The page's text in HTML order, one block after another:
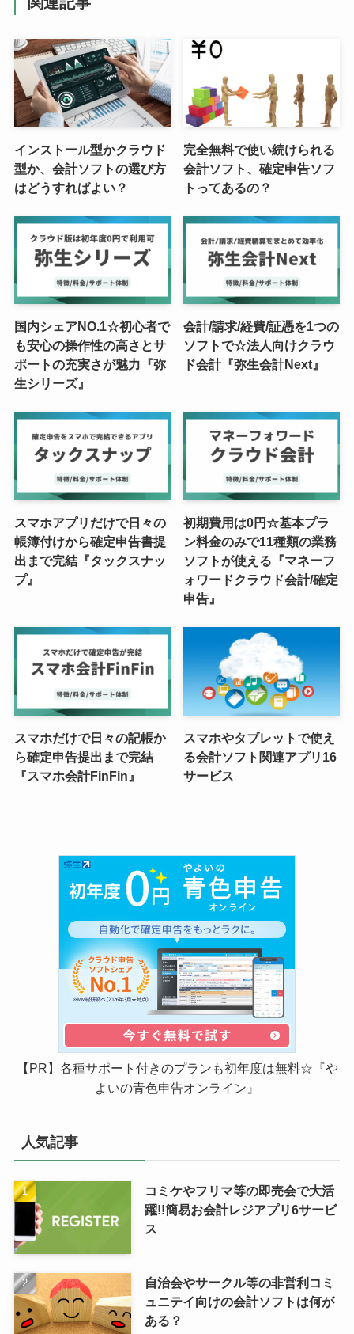
インストール型かクラウド
型か、会計ソフトの選び方
はどうすればよい？
完全無料で使い続けられる
会計ソフト、確定申告ソフ
トってあるの？
国内シェアNO.1☆初心者で
も安心の操作性の高さとサ
ポートの充実さが魅力『弥
生シリーズ』
会計/請求/経費/証憑を1つの
ソフトで☆法人向けクラウ
ド会計『弥生会計Next』
スマホアプリだけで日々の
帳簿付けから確定申告書提
出まで完結『タックスナッ
プ』
初期費用は0円☆基本プラ
ン料金のみで11種類の業務
ソフトが使える『マネーフ
ォワードクラウド会計/確定
申告』
スマホだけで日々の記帳か
ら確定申告提出まで完結
『スマホ会計FinFin』
スマホやタブレットで使え
る会計ソフト関連アプリ16
サービス
【PR】各種サポート付きのプランも初年度は無料☆『や
よいの青色申告オンライン』
人気記事
コミケやフリマ等の即売会で大活
躍!!簡易お会計レジアプリ6サービ
ス
自治会やサークル等の非営利コミ
ュニテイ向けの会計ソフトは何が
ある？